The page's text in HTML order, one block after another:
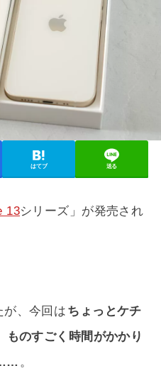
はてブ 送る
13シリーズ」が発売され
が、今回は ちょっとケチ
ものすごく時間がかかり
…… 。